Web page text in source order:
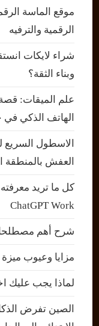
موقع الماسة
الرقمية والترفيه
شراء لايكات
وبناء الثقة؟
علم الميقات:
الهاتف الذكي في
الاسطول السريع
العفش بالمنطقة
كل ما تريد
ChatGPT Work
شرح أهم
مزايا وعيوب
لماذا يجب عليك
الصين تفرض